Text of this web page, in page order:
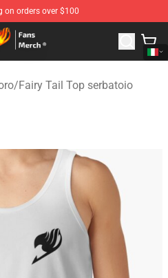
on orders over $100
Fairy Tail Merchandise Shop
/Fairy Tail Top serbatoio